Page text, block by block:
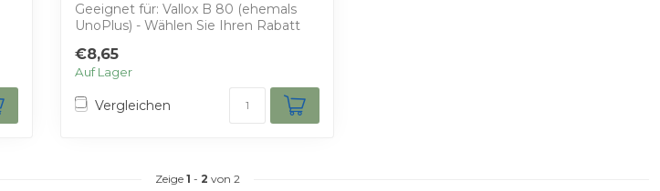
Geeignet für: Vallox B 80 (ehemals
UnoPlus) - Wählen Sie Ihren Rabatt
€8,65
Auf Lager
Vergleichen
Zeige 1 - 2 von 2